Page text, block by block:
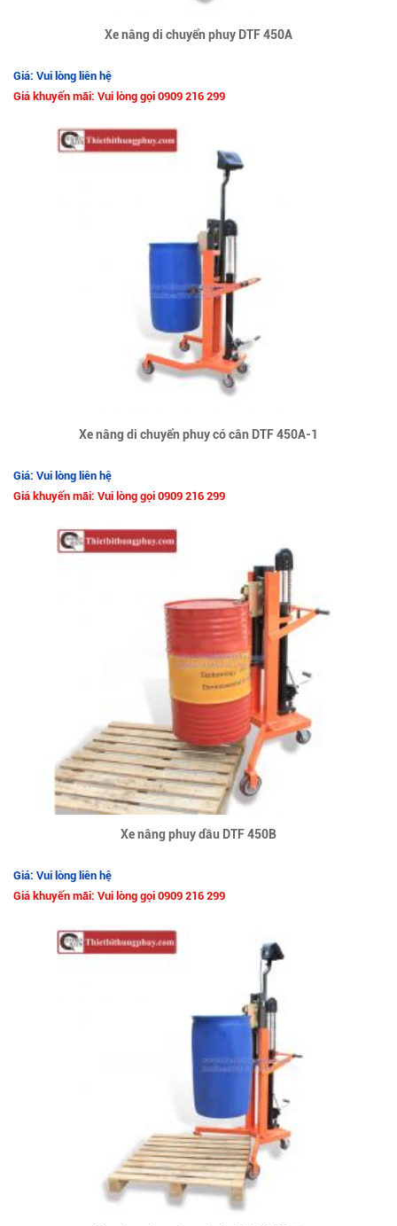
Xe nâng di chuyển phuy DTF 450A
Giá: Vui lòng liên hệ
Giá khuyến mãi: Vui lòng gọi 0909 216 299
Xe nâng di chuyển phuy có cân DTF 450A-1
Giá: Vui lòng liên hệ
Giá khuyến mãi: Vui lòng gọi 0909 216 299
Xe nâng phuy dầu DTF 450B
Giá: Vui lòng liên hệ
Giá khuyến mãi: Vui lòng gọi 0909 216 299